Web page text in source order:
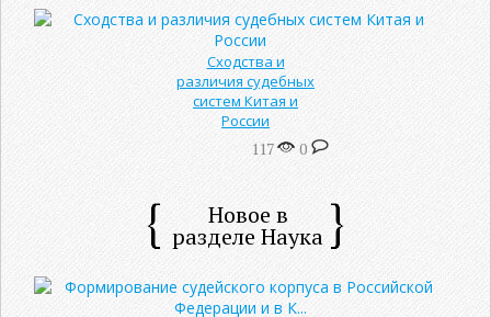
Сходства и
различия судебных
систем Китая и
России
117 0
Новое в
разделе Наука